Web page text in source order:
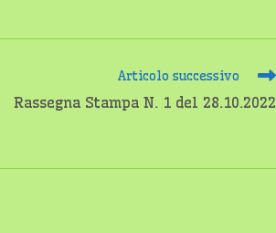
Articolo successivo
Rassegna Stampa N. 1 del 28.10.2022